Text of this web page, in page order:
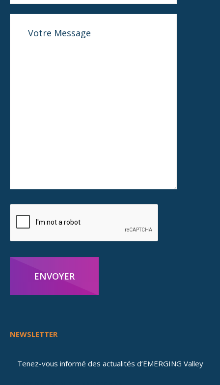
ENVOYER
NEWSLETTER
Tenez-vous informé des actualités d’EMERGING Valley